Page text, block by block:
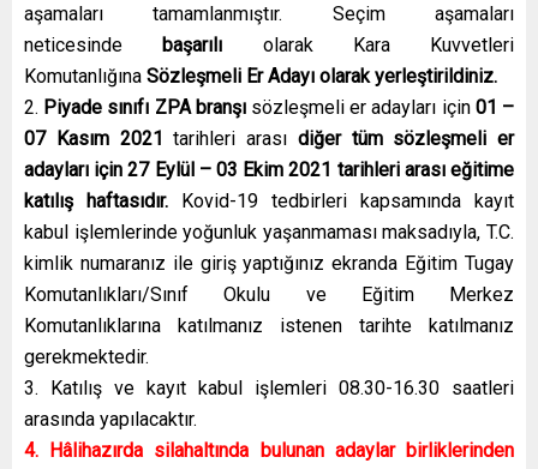
aşamaları tamamlanmıştır. Seçim aşamaları
neticesinde başarılı olarak Kara Kuvvetleri
Komutanlığına Sözleşmeli Er Adayı olarak yerleştirildiniz.
2. Piyade sınıfı ZPA branşı sözleşmeli er adayları için01 –
07 Kasım 2021 tarihleri arası diğer tüm sözleşmeli er
adayları için 27 Eylül – 03 Ekim 2021 tarihleri arası eğitime
katılış haftasıdır. Kovid-19 tedbirleri kapsamında kayıt
kabul işlemlerinde yoğunluk yaşanmaması maksadıyla, T.C.
kimlik numaranız ile giriş yaptığınız ekranda Eğitim Tugay
Komutanlıkları/Sınıf Okulu ve Eğitim Merkez
Komutanlıklarına katılmanız istenen tarihte katılmanız
gerekmektedir.
3. Katılış ve kayıt kabul işlemleri 08.30-16.30 saatleri
arasında yapılacaktır.
4. Hâlihazırda silahaltında bulunan adaylar birliklerinden